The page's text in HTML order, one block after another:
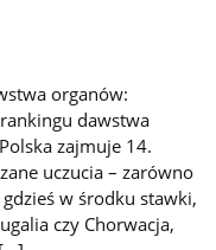
organów:
dawstwa
zajmuje 14.
uczucia – zarówno
w środku stawki,
czy Chorwacja,